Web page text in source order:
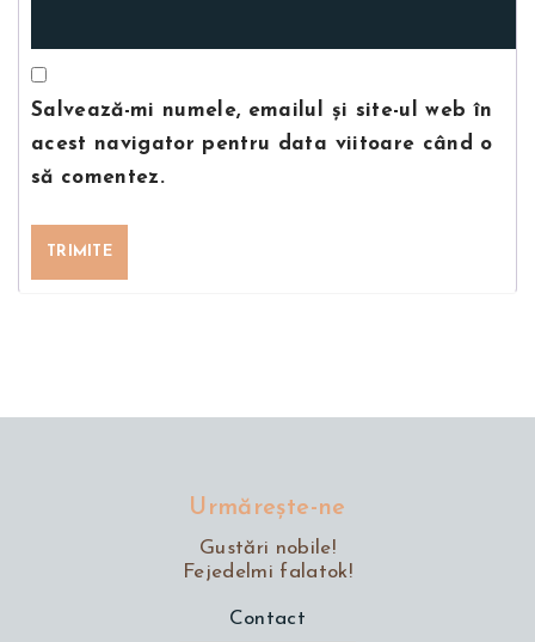
Salvează-mi numele, emailul și site-ul web în
acest navigator pentru data viitoare când o
să comentez.
Urmăreşte-ne
Gustări nobile!
Fejedelmi falatok!
Contact